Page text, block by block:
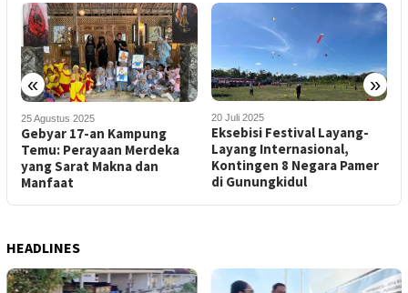
« »
25 Agustus 2025
Gebyar 17-an Kampung
Temu: Perayaan Merdeka
yang Sarat Makna dan
Manfaat
20 Juli 2025
Eksebisi Festival Layang-
Layang Internasional,
Kontingen 8 Negara Pamer
di Gunungkidul
HEADLINES